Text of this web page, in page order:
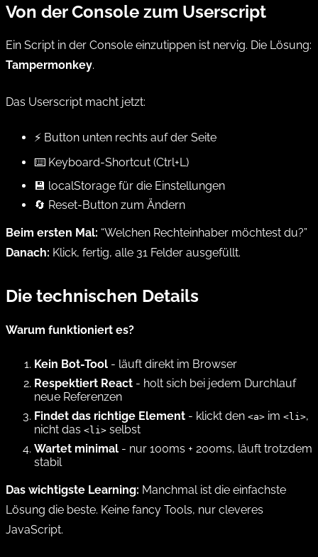
Von der Console zum Userscript
Ein Script in der Console einzutippen ist nervig. Die Lösung:
Tampermonkey.
Das Userscript macht jetzt:
⚡ Button unten rechts auf der Seite
⌨️ Keyboard-Shortcut (Ctrl+L)
💾 localStorage für die Einstellungen
🔄 Reset-Button zum Ändern
Beim ersten Mal: “Welchen Rechteinhaber möchtest du?”
Danach: Klick, fertig, alle 31 Felder ausgefüllt.
Die technischen Details
Warum funktioniert es?
Kein Bot-Tool - läuft direkt im Browser
Respektiert React - holt sich bei jedem Durchlauf
neue Referenzen
Findet das richtige Element - klickt den <a> im <li>,
nicht das <li> selbst
Wartet minimal - nur 100ms + 200ms, läuft trotzdem
stabil
Das wichtigste Learning: Manchmal ist die einfachste
Lösung die beste. Keine fancy Tools, nur cleveres
JavaScript.